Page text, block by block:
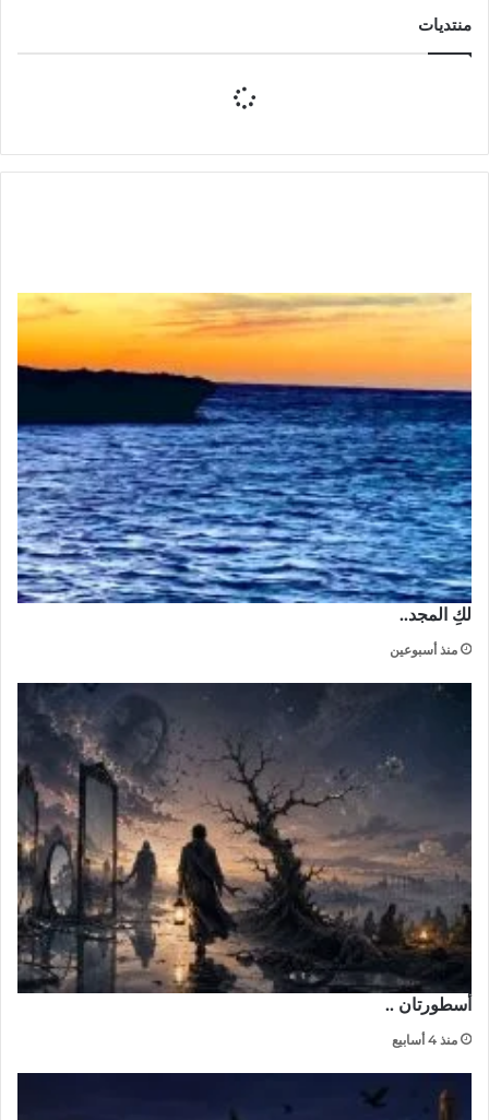
منتديات
لكِ المجد..
منذ أسبوعين
أسطورتان ..
منذ 4 أسابيع